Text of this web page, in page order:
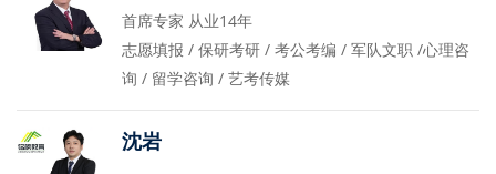
首席专家 从业14年
志愿填报 / 保研考研 / 考公考编 / 军队文职 /心理咨
询 / 留学咨询 / 艺考传媒
沈岩